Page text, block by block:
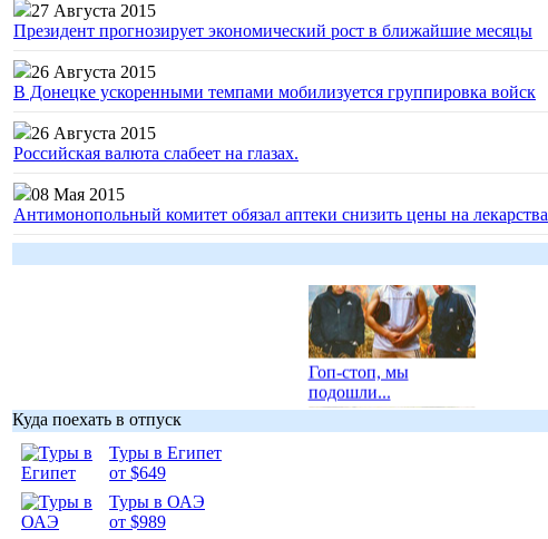
27 Августа 2015
Президент прогнозирует экономический рост в ближайшие месяцы
26 Августа 2015
В Донецке ускоренными темпами мобилизуется группировка войск
26 Августа 2015
Российская валюта слабеет на глазах.
08 Мая 2015
Антимонопольный комитет обязал аптеки снизить цены на лекарства
Гоп-стоп, мы
подошли...
Куда поехать в отпуск
Туры в Египет
от $649
Туры в ОАЭ
от $989